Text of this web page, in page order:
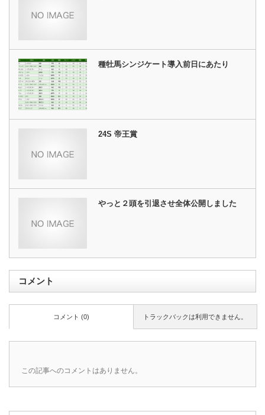
種牡馬シンジケート導入前日にあたり
24S 帝王賞
やっと２頭を引退させ全体公開しました
コメント
トラックバックは利用できません。
コメント (0)
この記事へのコメントはありません。